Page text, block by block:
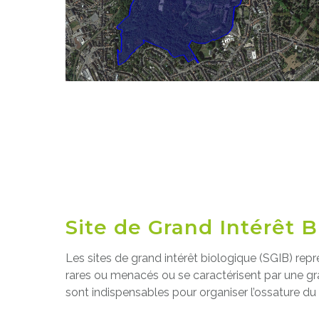
Site de Grand Intérêt
Les sites de grand intérêt biologique (SGIB)
rares ou menacés ou se caractérisent par une
sont indispensables pour organiser l’ossature